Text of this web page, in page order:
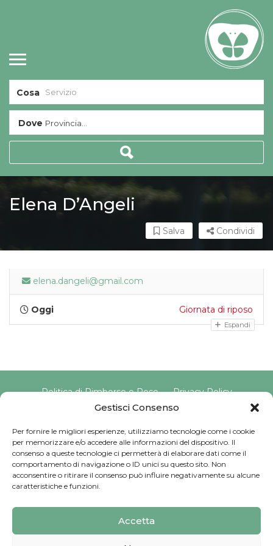
Gestisci Consenso
Per fornire le migliori esperienze, utilizziamo tecnologie come i cookie
per memorizzare e/o accedere alle informazioni del dispositivo. Il
consenso a queste tecnologie ci permetterà di elaborare dati come il
comportamento di navigazione o ID unici su questo sito. Non
acconsentire o ritirare il consenso può influire negativamente su alcune
caratteristiche e funzioni.
Accetta
Cosa
Dove Provincia...
Elena D’Angeli
Condividi
Salva
elena.dangeli@gmail.com
Oggi Giornata di riposo
Espandi
Politica di Rimborso e Reso
Privacy Policy
Cookie Policy
Copyright © 2025 Pavimento Pelvico Italia beAPPI srl |
Indirizzo: Via Cassia 1827 Int. A, 00123 Roma (RM) |
P.IVA: 16569171008 | Email PEC:
pavimentopelvicoitalia@pec.it | Codice Univoco: